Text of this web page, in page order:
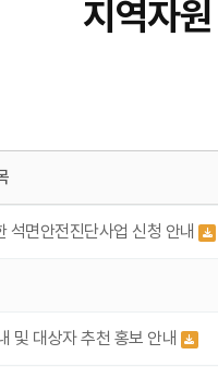
지역자원
석면안전진단사업 신청 안내
및 대상자 추천 홍보 안내